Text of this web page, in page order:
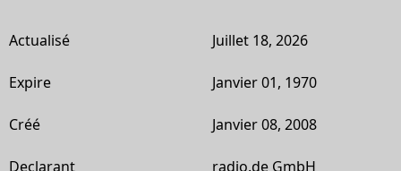
Actualisé Juillet 18, 2026
Expire Janvier 01, 1970
Créé Janvier 08, 2008
Declarant radio.de GmbH